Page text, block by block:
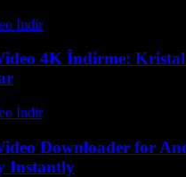
İndir-
4K İndirme:
İndir-
Downloader for
Instantly